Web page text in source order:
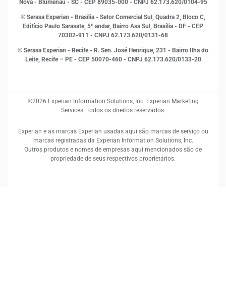
Sustentabilidade Corporativa
Nova - Blumenau - SC - CEP 89035-000 - CNPJ 62.173.620/0104-95
© Serasa Experian - Brasília - Setor Comercial Sul, Quadra 2, Bloco C,
Edifício Paulo Sarasate, 5º andar, Bairro Asa Sul, Brasília - DF - CEP
70302-911 - CNPJ 62.173.620/0131-68
© Serasa Experian - Recife - R. Sen. José Henrique, 231 - Bairro Ilha do
Leite, Recife – PE - CEP 50070-460 - CNPJ 62.173.620/0133-20
©2026 Experian Information Solutions, Inc. Experian Marketing
Services. Todos os direitos reservados.
Experian e as marcas Experian usadas aqui são marcas de serviço ou
marcas registradas da Experian Information Solutions, Inc.
Outros produtos e nomes de empresas aqui mencionados são de
propriedade de seus respectivos proprietários.